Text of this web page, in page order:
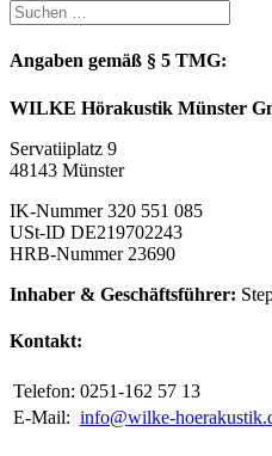
Angaben gemäß § 5 TMG:
WILKE Hörakustik Münster
Servatiiplatz 9
48143 Münster
IK-Nummer 320 551 085
USt-ID DE219702243
HRB-Nummer 23690
Inhaber & Geschäftsführer:
Kontakt:
Telefon: 0251-162 57 13
E-Mail: info@wilke-